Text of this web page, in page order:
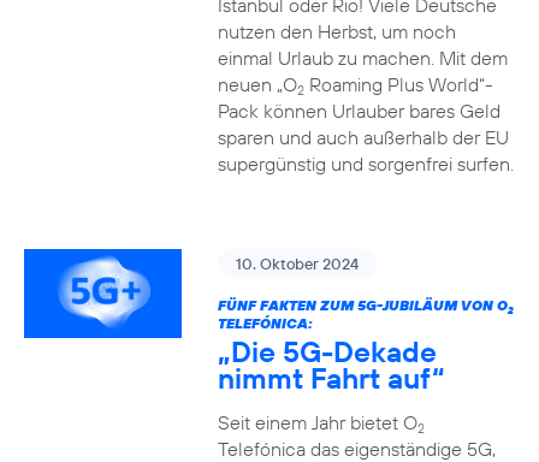
Istanbul oder Rio! Viele Deutsche
nutzen den Herbst, um noch
einmal Urlaub zu machen. Mit dem
neuen „O2Roaming Plus World“-
Pack können Urlauber bares Geld
sparen und auch außerhalb der EU
supergünstig und sorgenfrei surfen.
10. Oktober 2024
FÜNF FAKTEN ZUM 5G-JUBILÄUM VON O2
TELEFÓNICA:
„Die 5G-Dekade
nimmt Fahrt auf“
Seit einem Jahr bietet O2
Telefónica das eigenständige 5G,